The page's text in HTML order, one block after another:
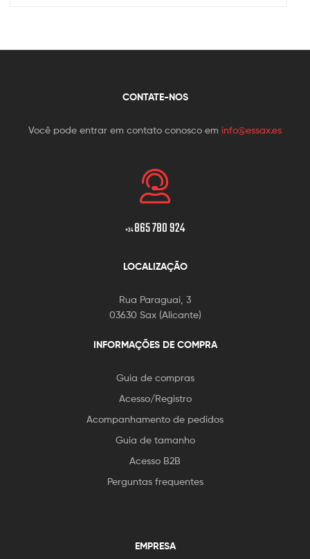
CONTATE-NOS
Você pode entrar em contato conosco em info@essax.es
+34865 780 924
LOCALIZAÇÃO
Rua Paraguai, 3
03630 Sax (Alicante)
INFORMAÇÕES DE COMPRA
Guia de compras
Acesso/Registro
Acompanhamento de pedidos
Guia de tamanho
Acesso B2B
Perguntas frequentes
EMPRESA